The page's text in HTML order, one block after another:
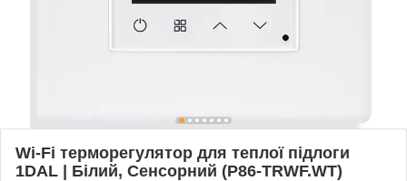
Wi-Fi терморегулятор для теплої підлоги
1DAL | Білий, Сенсорний (P86-TRWF.WT)